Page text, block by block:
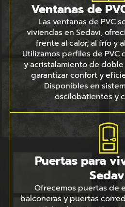
Ventanas de
Las ventanas de PVC
viviendas en Sedaví,
frente al calor, al frío y
Utilizamos perfiles de PVC
y acristalamiento de
garantizar confort y
Disponibles en
oscilobatientes y
Puertas para
Ofrecemos puertas de
balconeras y puertas